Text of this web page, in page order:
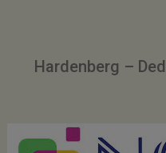
Hardenberg –